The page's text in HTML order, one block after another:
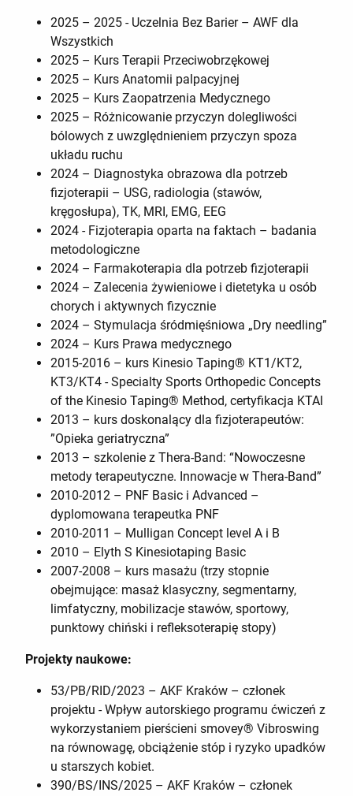
2025 – 2025 - Uczelnia Bez Barier – AWF dla
Wszystkich
2025 – Kurs Terapii Przeciwobrzękowej
2025 – Kurs Anatomii palpacyjnej
2025 – Kurs Zaopatrzenia Medycznego
2025 – Różnicowanie przyczyn dolegliwości
bólowych z uwzględnieniem przyczyn spoza
układu ruchu
2024 – Diagnostyka obrazowa dla potrzeb
fizjoterapii – USG, radiologia (stawów,
kręgosłupa), TK, MRI, EMG, EEG
2024 - Fizjoterapia oparta na faktach – badania
metodologiczne
2024 – Farmakoterapia dla potrzeb fizjoterapii
2024 – Zalecenia żywieniowe i dietetyka u osób
chorych i aktywnych fizycznie
2024 – Stymulacja śródmięśniowa „Dry needling”
2024 – Kurs Prawa medycznego
2015-2016 – kurs Kinesio Taping® KT1/KT2,
KT3/KT4 - Specialty Sports Orthopedic Concepts
of the Kinesio Taping® Method, certyfikacja KTAI
2013 – kurs doskonalący dla fizjoterapeutów:
”Opieka geriatryczna”
2013 – szkolenie z Thera-Band: “Nowoczesne
metody terapeutyczne. Innowacje w Thera-Band”
2010-2012 – PNF Basic i Advanced –
dyplomowana terapeutka PNF
2010-2011 – Mulligan Concept level A i B
2010 – Elyth S Kinesiotaping Basic
2007-2008 – kurs masażu (trzy stopnie
obejmujące: masaż klasyczny, segmentarny,
limfatyczny, mobilizacje stawów, sportowy,
punktowy chiński i refleksoterapię stopy)
Projekty naukowe:
53/PB/RID/2023 – AKF Kraków – członek
projektu - Wpływ autorskiego programu ćwiczeń z
wykorzystaniem pierścieni smovey® Vibroswing
na równowagę, obciążenie stóp i ryzyko upadków
u starszych kobiet.
390/BS/INS/2025 – AKF Kraków – członek